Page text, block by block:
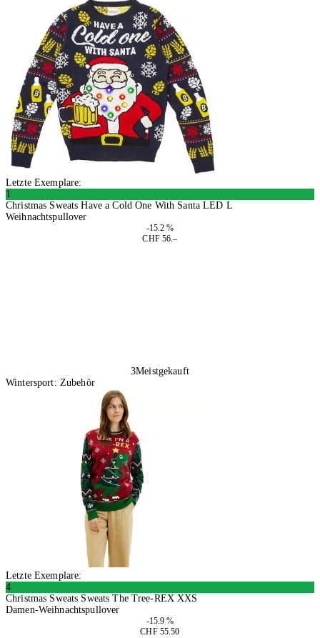
Letzte Exemplare:
1
Christmas Sweats Have a Cold One With Santa LED L
Weihnachtspullover
-15.2 %
CHF 56.–
3Meistgekauft
Wintersport: Zubehör
Letzte Exemplare:
4
Christmas Sweats Sweats The Tree-REX XXS
Damen-Weihnachtspullover
-15.9 %
CHF 55.50